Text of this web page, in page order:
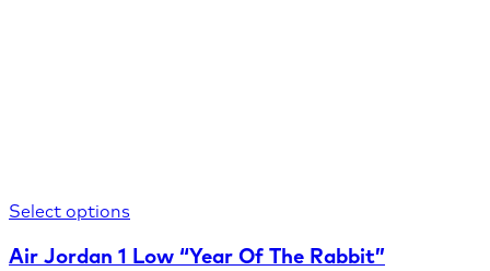
Select options
Air Jordan 1 Low “Year Of The Rabbit”